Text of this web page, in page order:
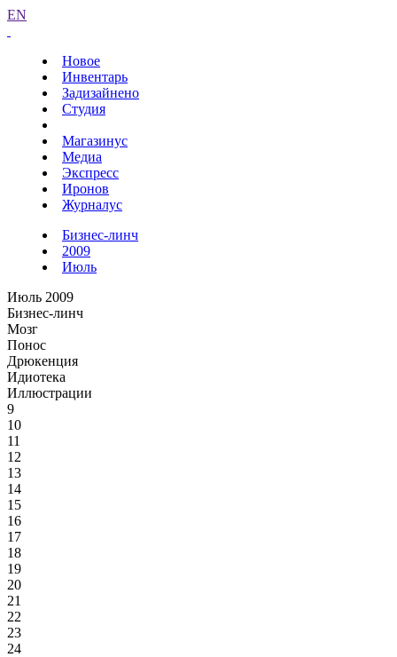
EN
Новое
Инвентарь
Задизайнено
Студия
Магазинус
Медиа
Экспресс
Иронов
Журналус
Бизнес-линч
2009
Июль
Июль 2009
Бизнес-линч
Мозг
Понос
Дрюкенция
Идиотека
Иллюстрации
9
10
11
12
13
14
15
16
17
18
19
20
21
22
23
24